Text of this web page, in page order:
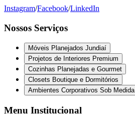
Instagram/Facebook/LinkedIn
Nossos Serviços
Móveis Planejados Jundiaí
Projetos de Interiores Premium
Cozinhas Planejadas e Gourmet
Closets Boutique e Dormitórios
Ambientes Corporativos Sob Medida
Menu Institucional